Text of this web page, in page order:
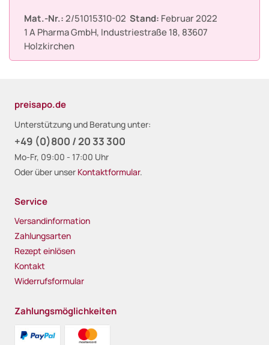
Mat.-Nr.:2/51015310-02 Stand: Februar 2022
1 A Pharma GmbH, Industriestraße 18, 83607
Holzkirchen
preisapo.de
Unterstützung und Beratung unter:
+49 (0)800 / 20 33 300
Mo-Fr, 09:00 - 17:00 Uhr
Oder über unser Kontaktformular.
Service
Versandinformation
Zahlungsarten
Rezept einlösen
Kontakt
Widerrufsformular
Zahlungsmöglichkeiten